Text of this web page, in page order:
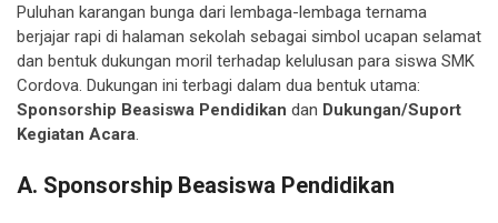
Puluhan karangan bunga dari lembaga-lembaga ternama
berjajar rapi di halaman sekolah sebagai simbol ucapan selamat
dan bentuk dukungan moril terhadap kelulusan para siswa SMK
Cordova. Dukungan ini terbagi dalam dua bentuk utama:
Sponsorship Beasiswa Pendidikan dan Dukungan/Suport
Kegiatan Acara.
A. Sponsorship Beasiswa Pendidikan